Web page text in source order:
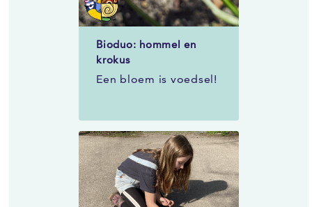
Bioduo: hommel en
krokus
Een bloem is voedsel!